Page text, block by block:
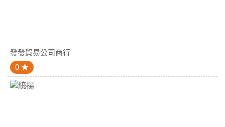
發發貿易公司商行
0